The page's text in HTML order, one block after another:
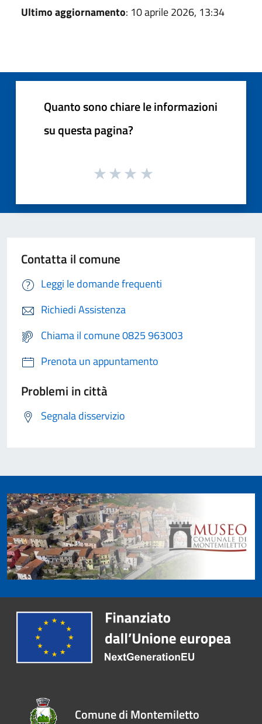
Ultimo aggiornamento: 10 aprile 2026, 13:34
Quanto sono chiare le informazioni
su questa pagina?
Contatta il comune
Leggi le domande frequenti
Richiedi Assistenza
Chiama il comune 0825 963003
Prenota un appuntamento
Problemi in città
Segnala disservizio
Comune di Montemiletto